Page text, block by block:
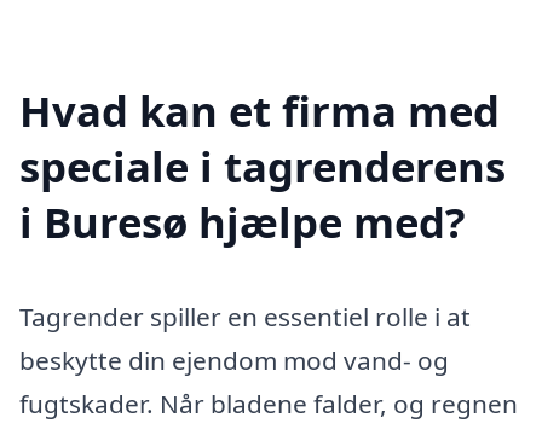
Hvad kan et firma med
speciale i tagrenderens
i Buresø hjælpe med?
Tagrender spiller en essentiel rolle i at
beskytte din ejendom mod vand- og
fugtskader. Når bladene falder, og regnen